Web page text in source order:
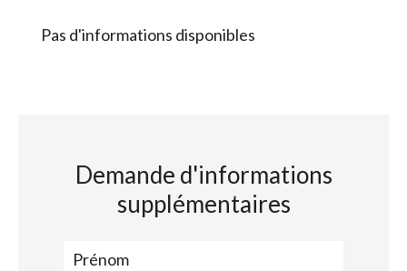
Pas d'informations disponibles
Demande d'informations
supplémentaires